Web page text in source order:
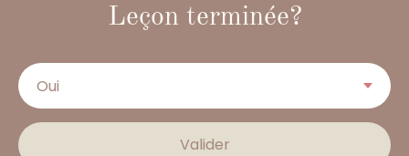
Leçon terminée?
Valider